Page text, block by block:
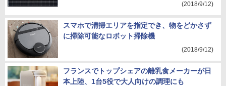
(2018/9/12)
スマホで清掃エリアを指定でき、物をどかさず
に掃除可能なロボット掃除機
(2018/9/12)
フランスでトップシェアの離乳食メーカーが日
本上陸、1台5役で大人向けの調理にも